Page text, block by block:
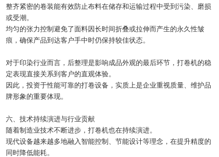
整齐紧密的卷装能有效防止布料在储存和运输过程中受到污染、磨损
或受潮。
均匀的张力控制避免了面料因长时间折叠或拉伸而产生的永久性皱
痕，确保产品到达客户手中时仍保持较佳状态。
对于印染行业而言，后整理是影响成品外观的最后环节，打卷机的稳
定表现直接关系到客户的直观体验。
因此，投资于性能可靠的打卷设备，实质上是企业重视质量、维护品
牌形象的重要体现。
六、技术持续演进与行业贡献
随着制造业技术不断进步，打卷机也在持续演进。
现代设备越来越多地融入智能控制、节能设计等理念，在提升精度的
同时降低能耗。